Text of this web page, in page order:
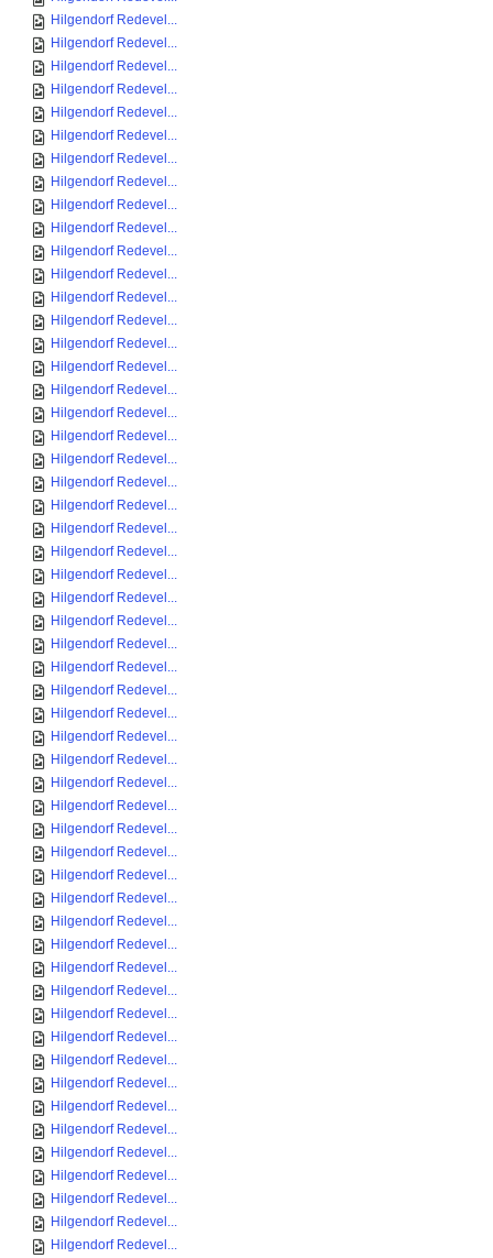
Hilgendorf Redevel...
Hilgendorf Redevel...
Hilgendorf Redevel...
Hilgendorf Redevel...
Hilgendorf Redevel...
Hilgendorf Redevel...
Hilgendorf Redevel...
Hilgendorf Redevel...
Hilgendorf Redevel...
Hilgendorf Redevel...
Hilgendorf Redevel...
Hilgendorf Redevel...
Hilgendorf Redevel...
Hilgendorf Redevel...
Hilgendorf Redevel...
Hilgendorf Redevel...
Hilgendorf Redevel...
Hilgendorf Redevel...
Hilgendorf Redevel...
Hilgendorf Redevel...
Hilgendorf Redevel...
Hilgendorf Redevel...
Hilgendorf Redevel...
Hilgendorf Redevel...
Hilgendorf Redevel...
Hilgendorf Redevel...
Hilgendorf Redevel...
Hilgendorf Redevel...
Hilgendorf Redevel...
Hilgendorf Redevel...
Hilgendorf Redevel...
Hilgendorf Redevel...
Hilgendorf Redevel...
Hilgendorf Redevel...
Hilgendorf Redevel...
Hilgendorf Redevel...
Hilgendorf Redevel...
Hilgendorf Redevel...
Hilgendorf Redevel...
Hilgendorf Redevel...
Hilgendorf Redevel...
Hilgendorf Redevel...
Hilgendorf Redevel...
Hilgendorf Redevel...
Hilgendorf Redevel...
Hilgendorf Redevel...
Hilgendorf Redevel...
Hilgendorf Redevel...
Hilgendorf Redevel...
Hilgendorf Redevel...
Hilgendorf Redevel...
Hilgendorf Redevel...
Hilgendorf Redevel...
Hilgendorf Redevel...